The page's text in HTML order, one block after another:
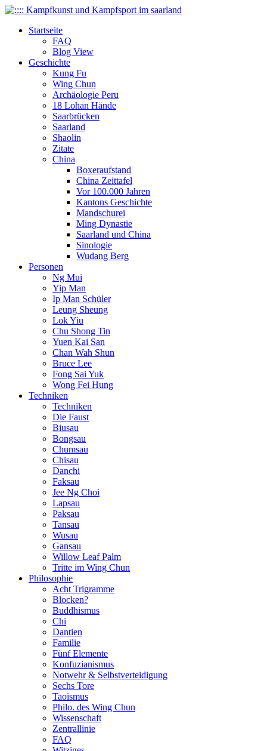
Startseite
FAQ
Blog View
Geschichte
Kung Fu
Wing Chun
Archäologie Peru
18 Lohan Hände
Saarbrücken
Saarland
Shaolin
Zitate
China
Boxeraufstand
China Zeittafel
Vor 100.000 Jahren
Kantons Geschichte
Mandschurei
Ming Dynastie
Saarland und China
Sinologie
Wudang Berg
Personen
Ng Mui
Yip Man
Ip Man Schüler
Leung Sheung
Lok Yiu
Chu Shong Tin
Yuen Kai San
Chan Wah Shun
Bruce Lee
Fong Sai Yuk
Wong Fei Hung
Techniken
Techniken
Die Faust
Biusau
Bongsau
Chumsau
Chisau
Danchi
Faksau
Jee Ng Choi
Lapsau
Paksau
Tansau
Wusau
Gansau
Willow Leaf Palm
Tritte im Wing Chun
Philosophie
Acht Trigramme
Blocken?
Buddhismus
Chi
Dantien
Familie
Fünf Elemente
Konfuzianismus
Notwehr & Selbstverteidigung
Sechs Tore
Taoismus
Philo. des Wing Chun
Wissenschaft
Zentrallinie
FAQ